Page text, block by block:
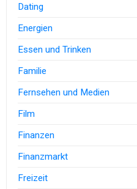
Dating
Energien
Essen und Trinken
Familie
Fernsehen und Medien
Film
Finanzen
Finanzmarkt
Freizeit